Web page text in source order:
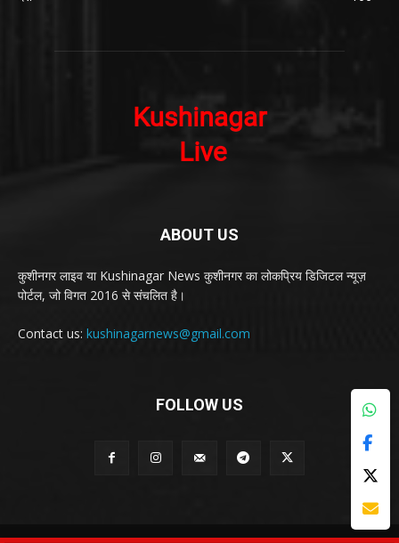
ABOUT US
कुशीनगर लाइव या Kushinagar News कुशीनगर का लोकप्रिय डिजिटल न्यूज़
पोर्टल, जो विगत 2016 से संचलित है।
Contact us: kushinagarnews@gmail.com
FOLLOW US